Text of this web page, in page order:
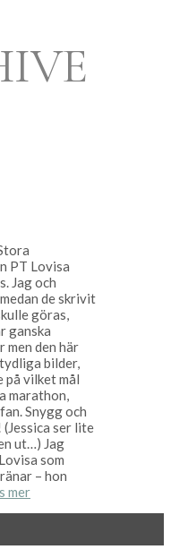
PT Lovisa
Jag och
de skrivit
göras,
ganska
den här
bilder,
på vilket mål
marathon,
Snygg och
(Jessica ser lite
ut…) Jag
som
– hon
mer